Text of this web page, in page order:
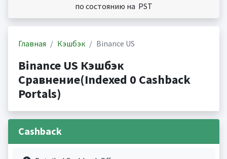
по состоянию на PST
Главная Кэшбэк Binance US
Binance US Кэшбэк
Сравнение(Indexed 0 Cashback
Portals)
Cashback